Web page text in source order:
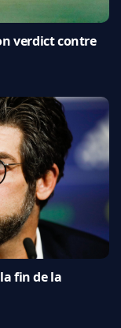
verdict contre
fin de la